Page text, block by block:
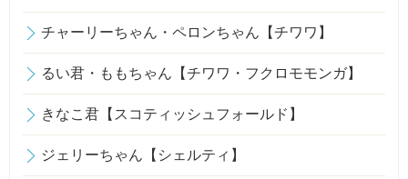
チャーリーちゃん・ペロンちゃん【チワワ】
るい君・ももちゃん【チワワ・フクロモモンガ】
きなこ君【スコティッシュフォールド】
ジェリーちゃん【シェルティ】